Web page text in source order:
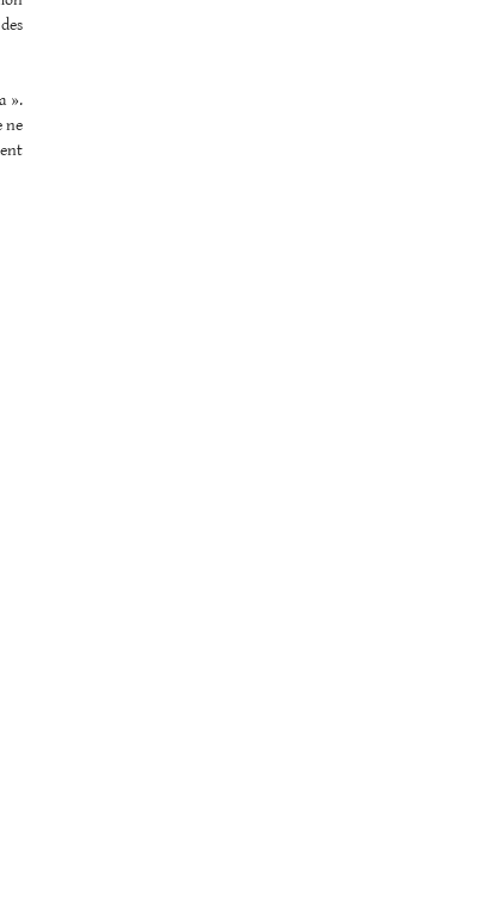
».
ne